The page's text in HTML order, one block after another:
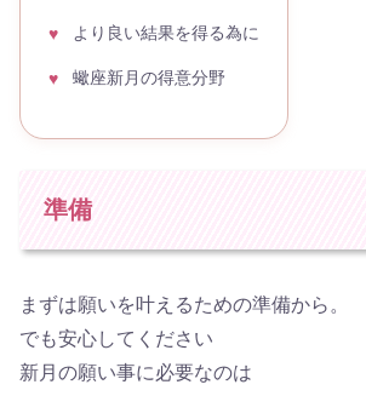
より良い結果を得る為に
蠍座新月の得意分野
準備
まずは願いを叶えるための準備から。
でも安心してください
新月の願い事に必要なのは